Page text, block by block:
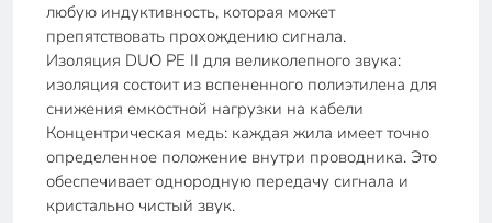
любую индуктивность, которая может
препятствовать прохождению сигнала.
Изоляция DUO PE II для великолепного звука:
изоляция состоит из вспененного полиэтилена для
снижения емкостной нагрузки на кабели
Концентрическая медь: каждая жила имеет точно
определенное положение внутри проводника. Это
обеспечивает однородную передачу сигнала и
кристально чистый звук.